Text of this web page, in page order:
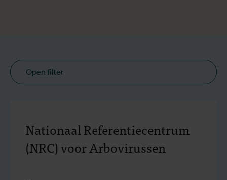
Open filter
Nationaal Referentiecentrum
(NRC) voor Arbovirussen